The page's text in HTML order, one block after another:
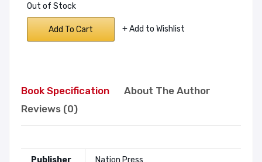
Out of Stock
Add To Cart + Add to Wishlist
Book Specification
About The Author
Reviews (0)
Publisher Nation Press